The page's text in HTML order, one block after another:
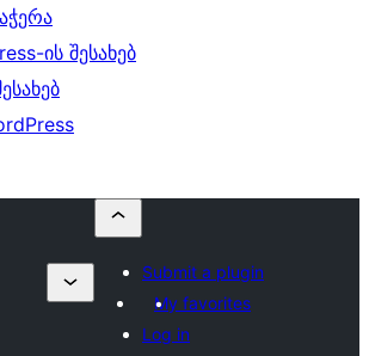
ის შესახებ
Submit a plugin
My favorites
Log in